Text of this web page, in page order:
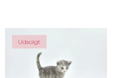
Udsolgt